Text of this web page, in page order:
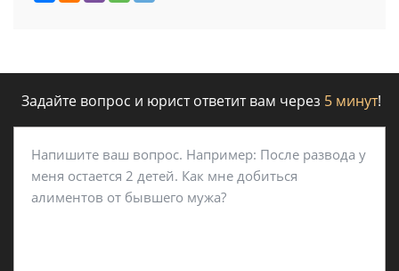
Задайте вопрос и юрист ответит вам через 5 минут!